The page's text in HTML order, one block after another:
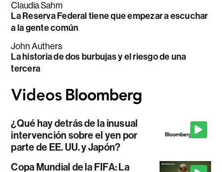
Claudia Sahm
La Reserva Federal tiene que empezar a escuchar
a la gente común
John Authers
La historia de dos burbujas y el riesgo de una
tercera
¿Qué hay detrás de la inusual
intervención sobre el yen por
parte de EE. UU. y Japón?
Copa Mundial de la FIFA: La